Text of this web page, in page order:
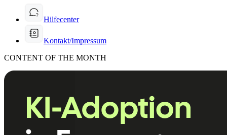
Hilfecenter
Kontakt/Impressum
CONTENT OF THE MONTH